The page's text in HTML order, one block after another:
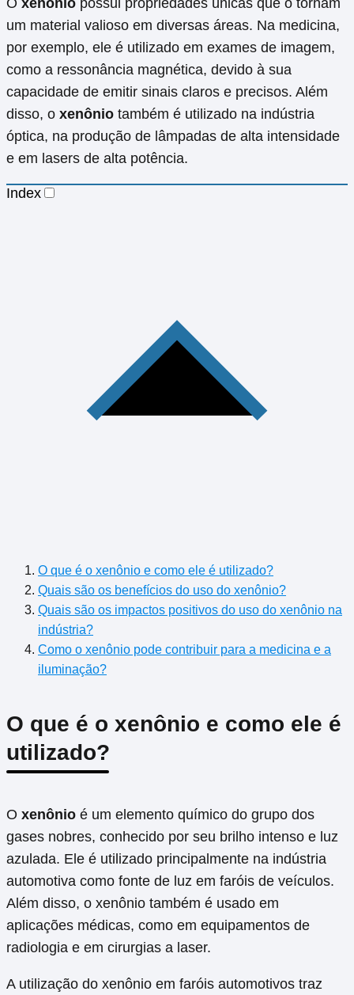
um material valioso em diversas áreas. Na medicina,
por exemplo, ele é utilizado em exames de imagem,
como a ressonância magnética, devido à sua
capacidade de emitir sinais claros e precisos. Além
disso, o xenônio também é utilizado na indústria
óptica, na produção de lâmpadas de alta intensidade
e em lasers de alta potência.
Index
O que é o xenônio e como ele é utilizado?
Quais são os benefícios do uso do xenônio?
Quais são os impactos positivos do uso do xenônio na
indústria?
Como o xenônio pode contribuir para a medicina e a
iluminação?
O que é o xenônio e como ele é
utilizado?
O xenônio é um elemento químico do grupo dos
gases nobres, conhecido por seu brilho intenso e luz
azulada. Ele é utilizado principalmente na indústria
automotiva como fonte de luz em faróis de veículos.
Além disso, o xenônio também é usado em
aplicações médicas, como em equipamentos de
radiologia e em cirurgias a laser.
A utilização do xenônio em faróis automotivos traz